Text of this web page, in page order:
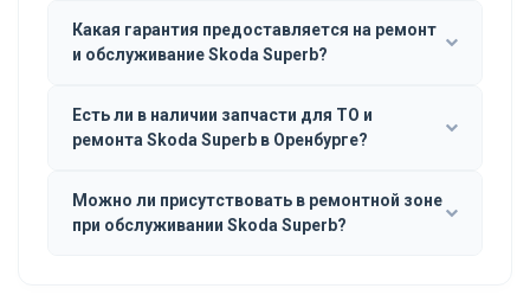
Какая гарантия предоставляется на ремонт
и обслуживание Skoda Superb?
Есть ли в наличии запчасти для ТО и
ремонта Skoda Superb в Оренбурге?
Можно ли присутствовать в ремонтной зоне
при обслуживании Skoda Superb?